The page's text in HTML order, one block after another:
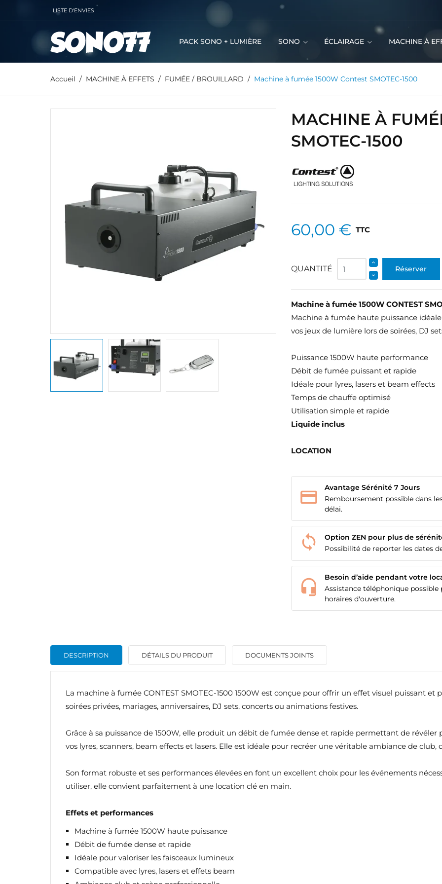
LISTE D'ENVIES
PACK SONO + LUMIÈRE SONO ÉCLAIRAGE MACHINE À
Accueil MACHINE À EFFETS FUMÉE / BROUILLARD Machine à fumée 1500W Contest SMOTEC-1500
MACHINE À
SMOTEC-1500
60,00 € TTC
QUANTITÉ Réserver
Machine à fumée 1500W CONTEST
Machine à fumée haute puissance
vos jeux de lumière lors de soirées, DJ
Puissance 1500W haute performance
Débit de fumée puissant et rapide
Idéale pour lyres, lasers et beam effects
Temps de chauffe optimisé
Utilisation simple et rapide
Liquide inclus
LOCATION
Avantage Sérénité 7 Jours
Remboursement possible dans
délai.
Option ZEN pour plus de
Possibilité de reporter les dates
Besoin d’aide pendant votre
Assistance téléphonique
horaires d'ouverture.
DESCRIPTION DÉTAILS DU PRODUIT DOCUMENTS JOINTS
La machine à fumée CONTEST SMOTEC-1500 1500W est conçue pour offrir un effet visuel puissant et
soirées privées, mariages, anniversaires, DJ sets, concerts ou animations festives.
Grâce à sa puissance de 1500W, elle produit un débit de fumée dense et rapide permettant de
vos lyres, scanners, beam effects et lasers. Elle est idéale pour recréer une véritable ambiance de club,
Son format robuste et ses performances élevées en font un excellent choix pour les événements
utiliser, elle convient parfaitement à une location clé en main.
Effets et performances
Machine à fumée 1500W haute puissance
Débit de fumée dense et rapide
Idéale pour valoriser les faisceaux lumineux
Compatible avec lyres, lasers et effets beam